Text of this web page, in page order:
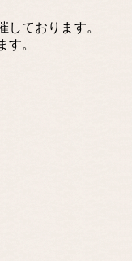
ております。
す。